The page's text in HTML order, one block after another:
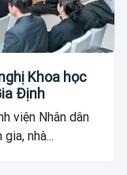
Khoa học
Định
viện Nhân dân
nhà...